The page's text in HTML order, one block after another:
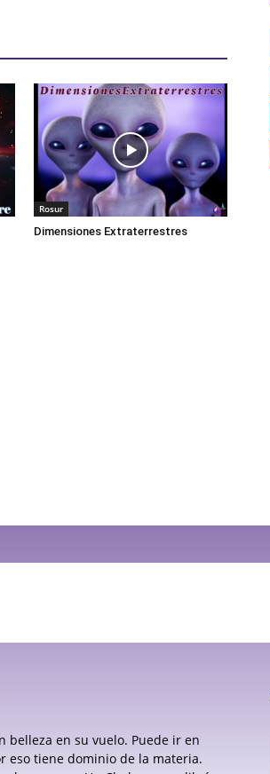
Rosur
Dimensiones Extraterrestres
belleza en su vuelo. Puede ir en
eso tiene dominio de la materia.